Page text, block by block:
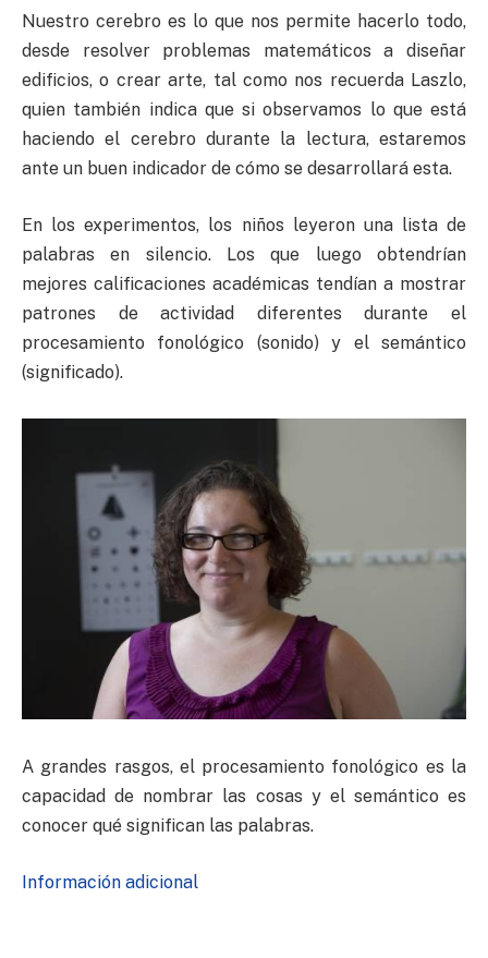
Nuestro cerebro es lo que nos permite hacerlo todo,
desde resolver problemas matemáticos a diseñar
edificios, o crear arte, tal como nos recuerda Laszlo,
quien también indica que si observamos lo que está
haciendo el cerebro durante la lectura, estaremos
ante un buen indicador de cómo se desarrollará esta.
En los experimentos, los niños leyeron una lista de
palabras en silencio. Los que luego obtendrían
mejores calificaciones académicas tendían a mostrar
patrones de actividad diferentes durante el
procesamiento fonológico (sonido) y el semántico
(significado).
A grandes rasgos, el procesamiento fonológico es la
capacidad de nombrar las cosas y el semántico es
conocer qué significan las palabras.
Información adicional